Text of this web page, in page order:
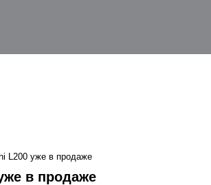
L200 уже в продаже
в продаже